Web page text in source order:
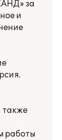
за
и
также
работы